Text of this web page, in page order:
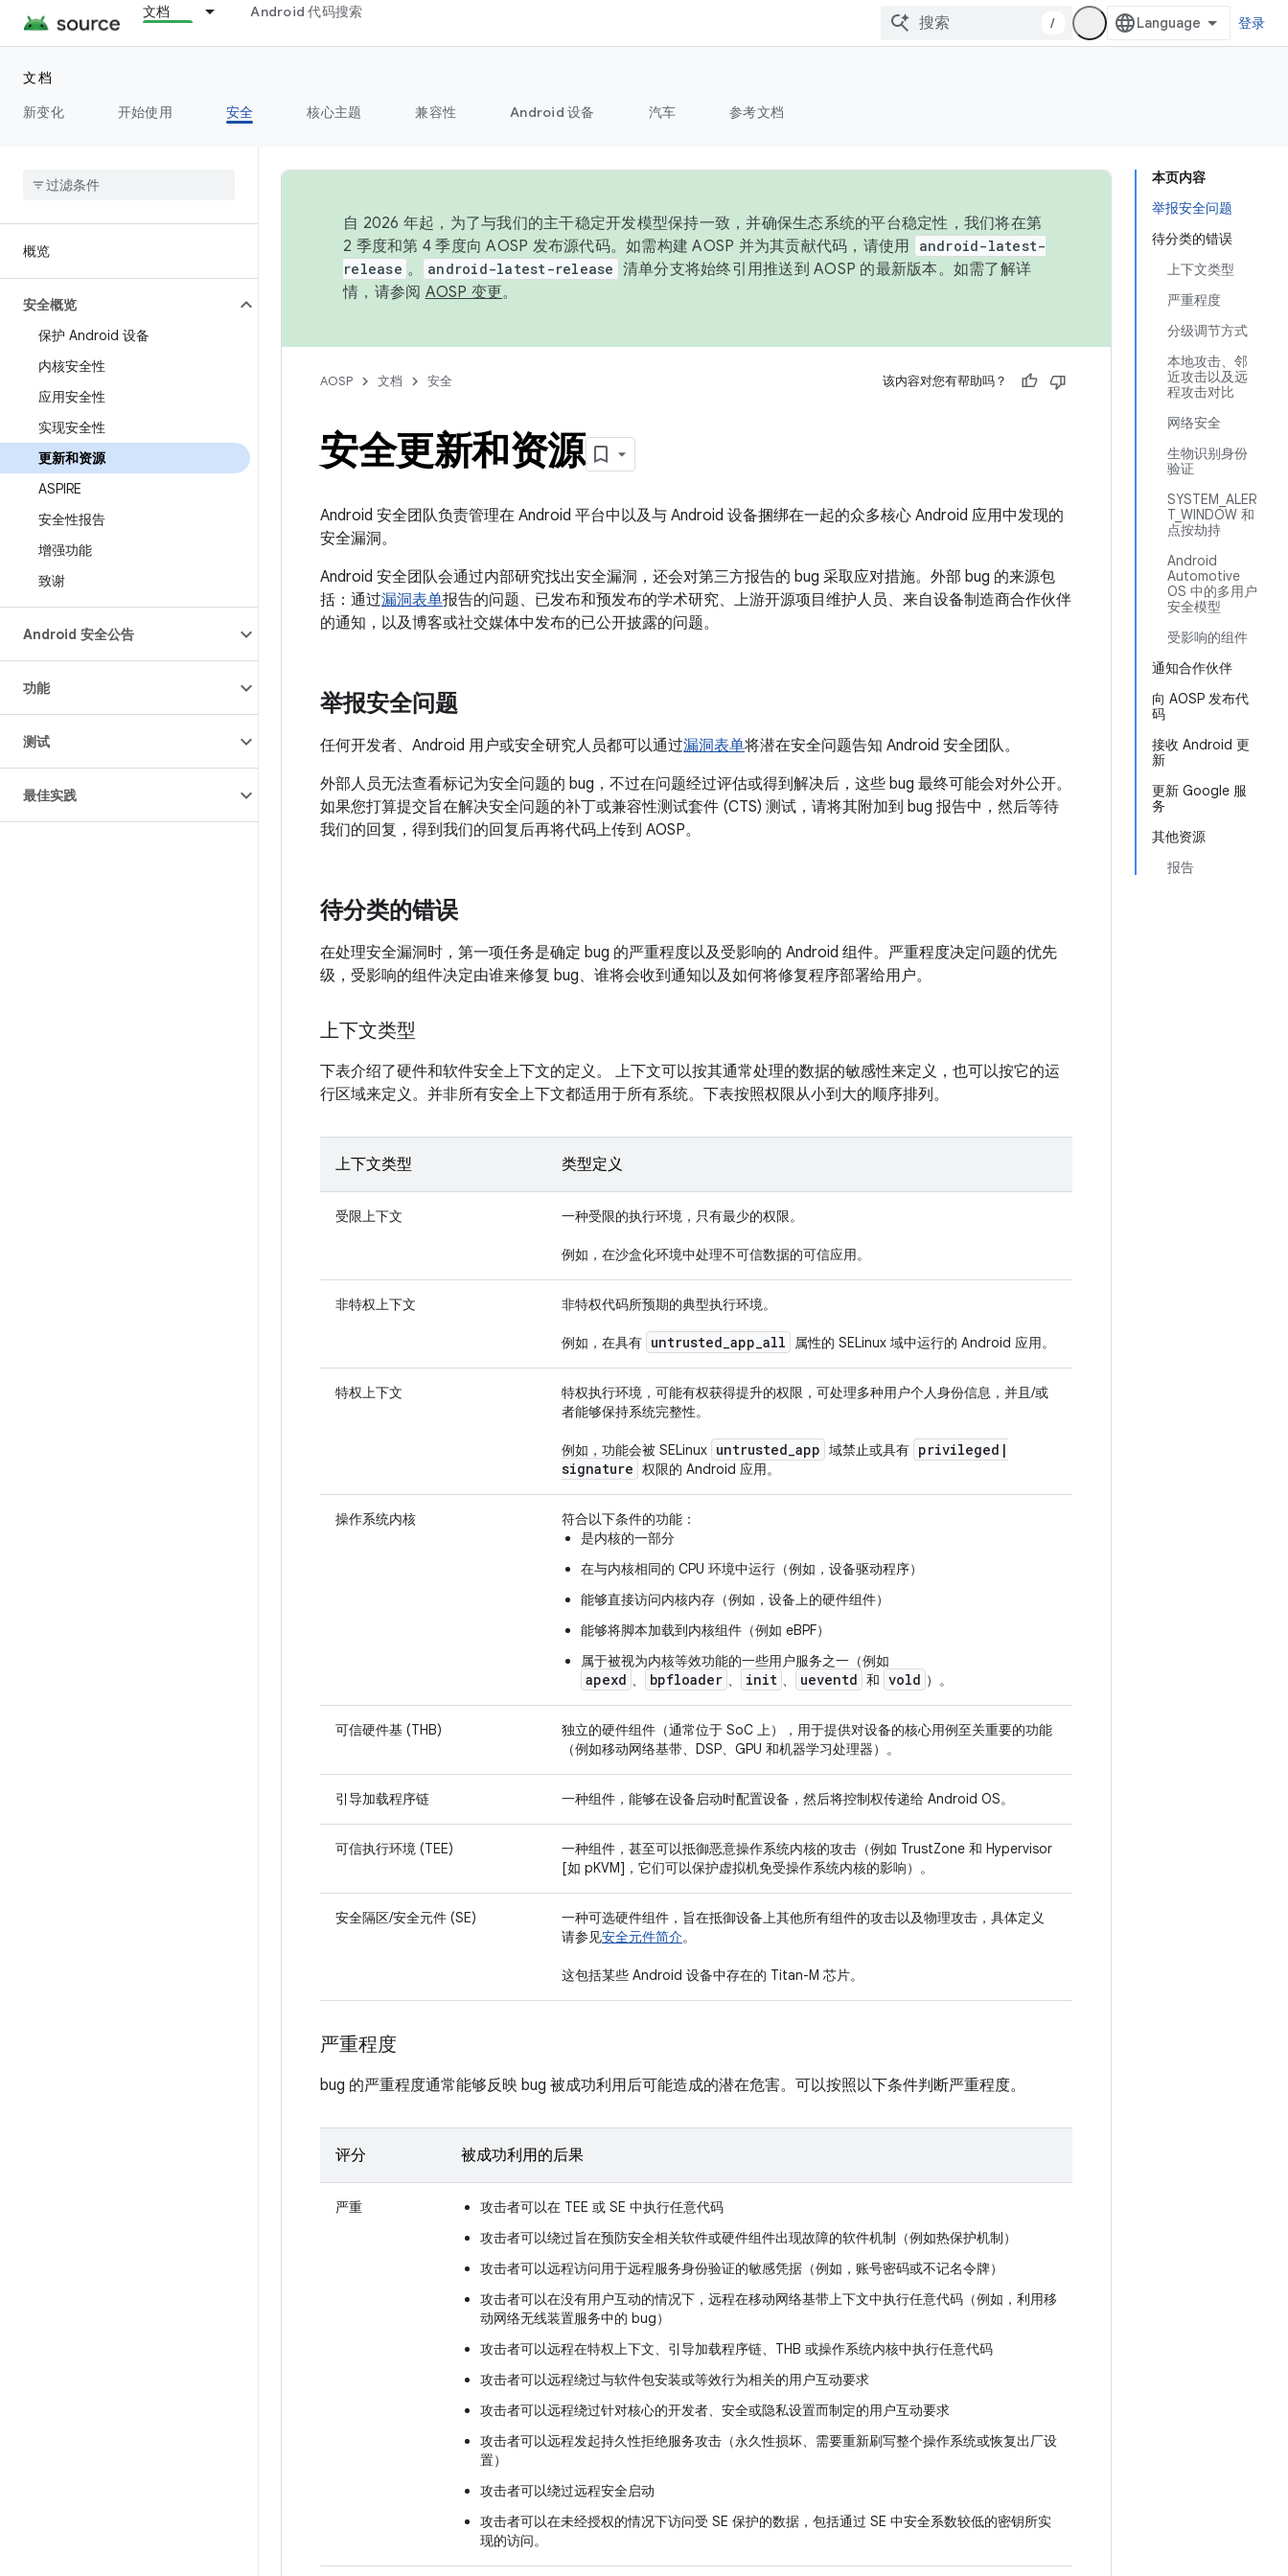
文档 Android 代码搜索
/ 登录
文档
新变化
开始使用 安全 核心主题 兼容性 Android 设备 汽车 参考文档
概览
安全概览
保护 Android 设备
内核安全性
应用安全性
实现安全性
更新和资源
ASPIRE
安全性报告
增强功能
致谢
Android 安全公告
功能
测试
最佳实践
本页内容
举报安全问题
待分类的错误
上下文类型
严重程度
分级调节方式
本地攻击、邻
近攻击以及远
程攻击对比
网络安全
生物识别身份
验证
SYSTEM_ALER
T_WINDOW 和
点按劫持
Android
Automotive
OS 中的多用户
安全模型
受影响的组件
通知合作伙伴
向 AOSP 发布代
码
接收 Android 更
新
更新 Google 服
务
其他资源
报告
自 2026 年起，为了与我们的主干稳定开发模型保持一致，并确保生态系统的平台稳定性，我们将在第
2 季度和第 4 季度向 AOSP 发布源代码。如需构建 AOSP 并为其贡献代码，请使用
android-latest-
release 。 android-latest-release 清单分支将始终引用推送到 AOSP 的最新版本。如需了解详
情，请参阅 AOSP 变更。
AOSP 文档 安全 该内容对您有帮助吗？
安全更新和资源
Android 安全团队负责管理在 Android 平台中以及与 Android 设备捆绑在一起的众多核心 Android 应用中发现的
安全漏洞。
Android 安全团队会通过内部研究找出安全漏洞，还会对第三方报告的 bug 采取应对措施。外部 bug 的来源包
括：通过漏洞表单报告的问题、已发布和预发布的学术研究、上游开源项目维护人员、来自设备制造商合作伙伴
的通知，以及博客或社交媒体中发布的已公开披露的问题。
举报安全问题
任何开发者、Android 用户或安全研究人员都可以通过漏洞表单将潜在安全问题告知 Android 安全团队。
外部人员无法查看标记为安全问题的 bug，不过在问题经过评估或得到解决后，这些 bug 最终可能会对外公开。
如果您打算提交旨在解决安全问题的补丁或兼容性测试套件 (CTS) 测试，请将其附加到 bug 报告中，然后等待
我们的回复，得到我们的回复后再将代码上传到 AOSP。
待分类的错误
在处理安全漏洞时，第一项任务是确定 bug 的严重程度以及受影响的 Android 组件。严重程度决定问题的优先
级，受影响的组件决定由谁来修复 bug、谁将会收到通知以及如何将修复程序部署给用户。
上下文类型
下表介绍了硬件和软件安全上下文的定义。 上下文可以按其通常处理的数据的敏感性来定义，也可以按它的运
行区域来定义。并非所有安全上下文都适用于所有系统。下表按照权限从小到大的顺序排列。
上下文类型 类型定义
受限上下文 一种受限的执行环境，只有最少的权限。
例如，在沙盒化环境中处理不可信数据的可信应用。
非特权上下文 非特权代码所预期的典型执行环境。
例如，在具有 untrusted_app_all 属性的 SELinux 域中运行的 Android 应用。
特权上下文
特权执行环境，可能有权获得提升的权限，可处理多种用户个人身份信息，并且/或
者能够保持系统完整性。
例如，功能会被 SELinux untrusted_app 域禁止或具有 privileged |
signature 权限的 Android 应用。
操作系统内核
符合以下条件的功能：
是内核的一部分
在与内核相同的 CPU 环境中运行（例如，设备驱动程序）
能够直接访问内核内存（例如，设备上的硬件组件）
能够将脚本加载到内核组件（例如 eBPF）
属于被视为内核等效功能的一些用户服务之一（例如
apexd 、 bpfloader 、 init 、 ueventd 和 vold ）。
可信硬件基 (THB)
独立的硬件组件（通常位于 SoC 上），用于提供对设备的核心用例至关重要的功能
（例如移动网络基带、DSP、GPU 和机器学习处理器）。
引导加载程序链 一种组件，能够在设备启动时配置设备，然后将控制权传递给 Android OS。
可信执行环境 (TEE)
一种组件，甚至可以抵御恶意操作系统内核的攻击（例如 TrustZone 和 Hypervisor
[如 pKVM]，它们可以保护虚拟机免受操作系统内核的影响）。
安全隔区/安全元件 (SE)
一种可选硬件组件，旨在抵御设备上其他所有组件的攻击以及物理攻击，具体定义
请参见安全元件简介。
这包括某些 Android 设备中存在的 Titan-M 芯片。
严重程度
bug 的严重程度通常能够反映 bug 被成功利用后可能造成的潜在危害。可以按照以下条件判断严重程度。
评分 被成功利用的后果
严重
攻击者可以在 TEE 或 SE 中执行任意代码
攻击者可以绕过旨在预防安全相关软件或硬件组件出现故障的软件机制（例如热保护机制）
攻击者可以远程访问用于远程服务身份验证的敏感凭据（例如，账号密码或不记名令牌）
攻击者可以在没有用户互动的情况下，远程在移动网络基带上下文中执行任意代码（例如，利用移
动网络无线装置服务中的 bug）
攻击者可以远程在特权上下文、引导加载程序链、THB 或操作系统内核中执行任意代码
攻击者可以远程绕过与软件包安装或等效行为相关的用户互动要求
攻击者可以远程绕过针对核心的开发者、安全或隐私设置而制定的用户互动要求
攻击者可以远程发起持久性拒绝服务攻击（永久性损坏、需要重新刷写整个操作系统或恢复出厂设
置）
攻击者可以绕过远程安全启动
攻击者可以在未经授权的情况下访问受 SE 保护的数据，包括通过 SE 中安全系数较低的密钥所实
现的访问。